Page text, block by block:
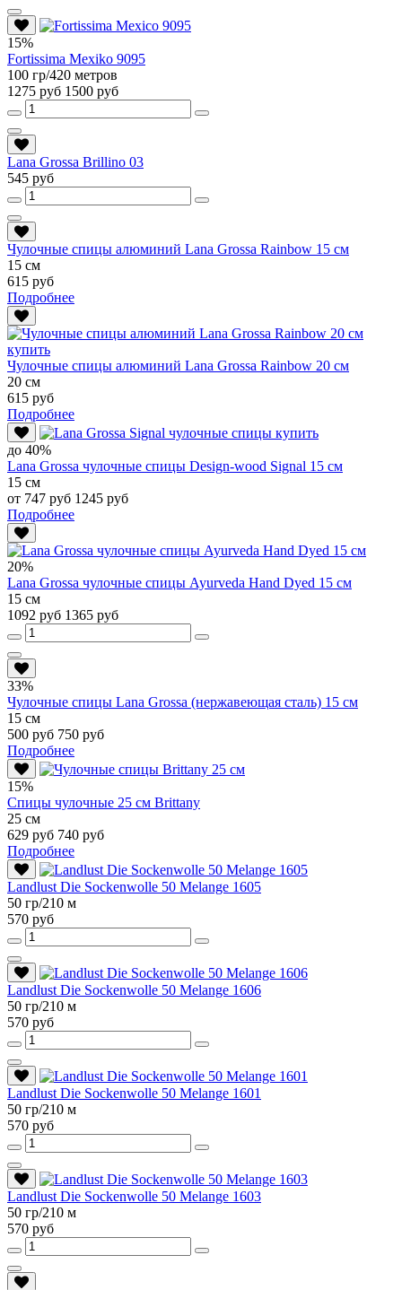
15%
Fortissima Mexiko 9095
100 гр/420 метров
1275 руб 1500 руб
Lana Grossa Brillino 03
545 руб
Чулочные спицы алюминий Lana Grossa Rainbow 15 см
15 см
615 руб
Подробнее
Чулочные спицы алюминий Lana Grossa Rainbow 20 см
20 см
615 руб
Подробнее
до 40%
Lana Grossa чулочные спицы Design-wood Signal 15 см
15 см
от 747 руб 1245 руб
Подробнее
20%
Lana Grossa чулочные спицы Ayurveda Hand Dyed 15 см
15 см
1092 руб 1365 руб
33%
Чулочные спицы Lana Grossa (нержавеющая сталь) 15 см
15 см
500 руб 750 руб
Подробнее
15%
Спицы чулочные 25 см Brittany
25 см
629 руб 740 руб
Подробнее
Landlust Die Sockenwolle 50 Melange 1605
50 гр/210 м
570 руб
Landlust Die Sockenwolle 50 Melange 1606
50 гр/210 м
570 руб
Landlust Die Sockenwolle 50 Melange 1601
50 гр/210 м
570 руб
Landlust Die Sockenwolle 50 Melange 1603
50 гр/210 м
570 руб